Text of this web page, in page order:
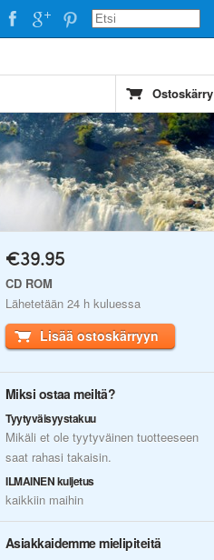
Ostoskärry
€39.95
CD ROM
Lähetetään 24 h kuluessa
Lisää ostoskärryyn
Miksi ostaa meiltä?
Tyytyväisyystakuu
Mikäli et ole tyytyväinen tuotteeseen
saat rahasi takaisin.
ILMAINEN kuljetus
kaikkiin maihin
Asiakkaidemme mielipiteitä